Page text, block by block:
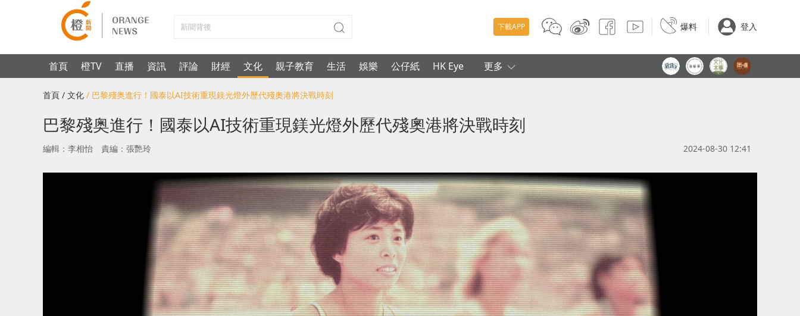
下載APP 爆料 登入
首頁 橙TV 直播 資訊 評論 財經 文化 親子教育 生活 娛樂 公仔紙 HK Eye 更多
首頁 / 文化 / 巴黎殘奥進行！國泰以AI技術重現鎂光燈外歷代殘奧港將決戰時刻
巴黎殘奥進行！國泰以AI技術重現鎂光燈外歷代殘奧港將決戰時刻
編輯：李相怡 責編：張艷玲 2024-08-30 12:41